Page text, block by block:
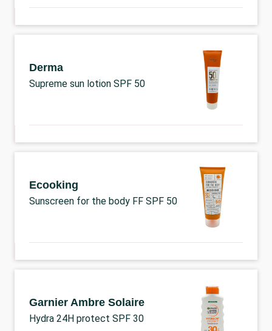
Derma
Supreme sun lotion SPF 50
Ecooking
Sunscreen for the body FF SPF 50
Garnier Ambre Solaire
Hydra 24H protect SPF 30